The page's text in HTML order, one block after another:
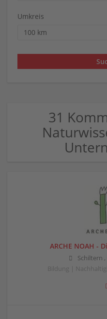
Umkreis
31
ARCHE NOAH -
Schiltern ,
Bildung |